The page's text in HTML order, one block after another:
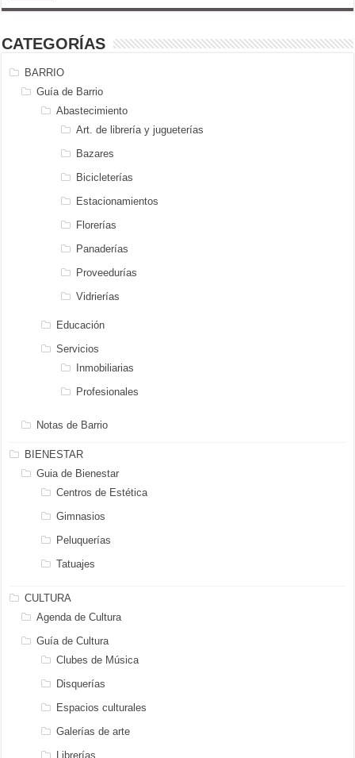
CATEGORÍAS
BARRIO
Guía de Barrio
Abastecimiento
Art. de librería y jugueterías
Bazares
Bicicleterías
Estacionamientos
Florerías
Panaderías
Proveedurías
Vidrierías
Educación
Servicios
Inmobiliarias
Profesionales
Notas de Barrio
BIENESTAR
Guia de Bienestar
Centros de Estética
Gimnasios
Peluquerías
Tatuajes
CULTURA
Agenda de Cultura
Guía de Cultura
Clubes de Música
Disquerías
Espacios culturales
Galerías de arte
Librerías